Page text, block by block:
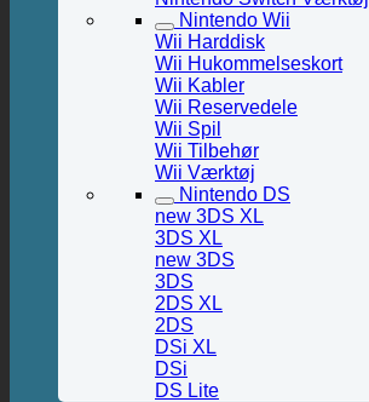
Nintendo Wii
Wii Harddisk
Wii Hukommelseskort
Wii Kabler
Wii Reservedele
Wii Spil
Wii Tilbehør
Wii Værktøj
Nintendo DS
new 3DS XL
3DS XL
new 3DS
3DS
2DS XL
2DS
DSi XL
DSi
DS Lite